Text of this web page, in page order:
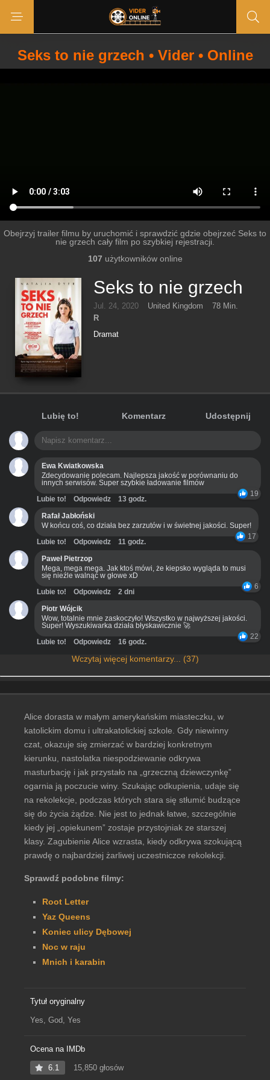
Seks to nie grzech • Vider • Online
Obejrzyj trailer filmu by uruchomić i sprawdzić gdzie obejrzeć Seks to
nie grzech cały film po szybkiej rejestracji.
107 użytkowników online
Seks to nie grzech
Jul. 24, 2020 United Kingdom
78 Min.
R
Dramat
Lubię to! Komentarz Udostępnij
Ewa Kwiatkowska
Zdecydowanie polecam. Najlepsza jakość w porównaniu do
innych serwisów. Super szybkie ładowanie filmów
19
Lubie to! Odpowiedz
13 godz.
Rafał Jabłoński
W końcu coś, co działa bez zarzutów i w świetnej jakości. Super!
17
Lubie to! Odpowiedz
11 godz.
Paweł Pietrzop
Mega, mega mega. Jak ktoś mówi, że kiepsko wygląda to musi
się nieźle walnąć w głowe xD
6
Lubie to! Odpowiedz
2 dni
Piotr Wójcik
Wow, totalnie mnie zaskoczyło! Wszystko w najwyższej jakości.
Super! Wyszukiwarka działa błyskawicznie 🚀
22
Lubie to! Odpowiedz 16 godz.
Wczytaj więcej komentarzy... (37)
Alice dorasta w małym amerykańskim miasteczku, w
katolickim domu i ultrakatolickiej szkole. Gdy niewinny
czat, okazuje się zmierzać w bardziej konkretnym
kierunku, nastolatka niespodziewanie odkrywa
masturbację i jak przystało na „grzeczną dziewczynkę”
ogarnia ją poczucie winy. Szukając odkupienia, udaje się
na rekolekcje, podczas których stara się stłumić budzące
się do życia żądze. Nie jest to jednak łatwe, szczególnie
kiedy jej „opiekunem” zostaje przystojniak ze starszej
klasy. Zagubienie Alice wzrasta, kiedy odkrywa szokującą
prawdę o najbardziej żarliwej uczestniczce rekolekcji.
Sprawdź podobne filmy:
Root Letter
Yaz Queens
Koniec ulicy Dębowej
Noc w raju
Mnich i karabin
Tytuł oryginalny
Yes, God, Yes
Ocena na IMDb
6.1 15,850 głosów